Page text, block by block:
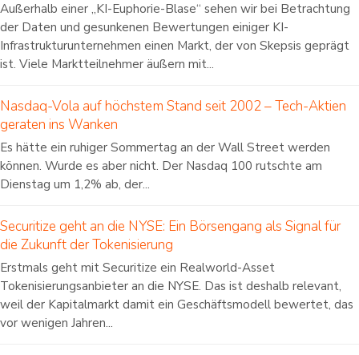
Außerhalb einer „KI-Euphorie-Blase“ sehen wir bei Betrachtung
der Daten und gesunkenen Bewertungen einiger KI-
Infrastrukturunternehmen einen Markt, der von Skepsis geprägt
ist. Viele Marktteilnehmer äußern mit...
Nasdaq-Vola auf höchstem Stand seit 2002 – Tech-Aktien
geraten ins Wanken
Es hätte ein ruhiger Sommertag an der Wall Street werden
können. Wurde es aber nicht. Der Nasdaq 100 rutschte am
Dienstag um 1,2% ab, der...
Securitize geht an die NYSE: Ein Börsengang als Signal für
die Zukunft der Tokenisierung
Erstmals geht mit Securitize ein Realworld-Asset
Tokenisierungsanbieter an die NYSE. Das ist deshalb relevant,
weil der Kapitalmarkt damit ein Geschäftsmodell bewertet, das
vor wenigen Jahren...